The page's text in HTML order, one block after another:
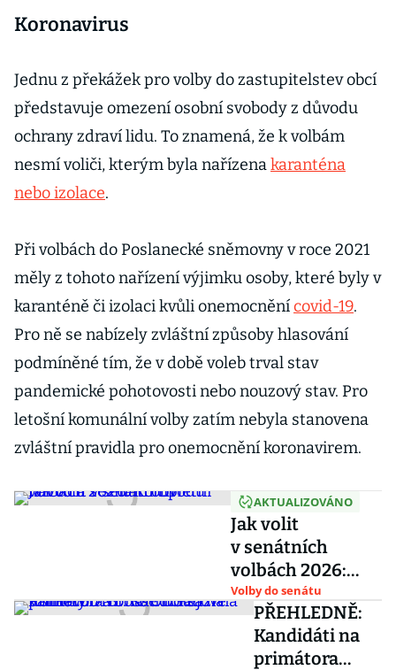
Koronavirus
Jednu z překážek pro volby do zastupitelstev obcí
představuje omezení osobní svobody z důvodu
ochrany zdraví lidu. To znamená, že k volbám
nesmí voliči, kterým byla nařízenakaranténa
nebo izolace.
Při volbách do Poslanecké sněmovny v roce 2021
měly z tohoto nařízení výjimku osoby, které byly v
karanténě či izolaci kvůli onemocněnícovid-19.
Pro ně se nabízely zvláštní způsoby hlasování
podmíněné tím, že v době voleb trval stav
pandemické pohotovosti nebo nouzový stav. Pro
letošní komunální volby zatím nebyla stanovena
zvláštní pravidla pro onemocnění koronavirem.
AKTUALIZOVÁNO
Jak volit
v senátních
volbách 2026:
Kompletní návod
a seznam obvodů
Volby do senátu
PŘEHLEDNĚ:
Kandidáti na
primátora